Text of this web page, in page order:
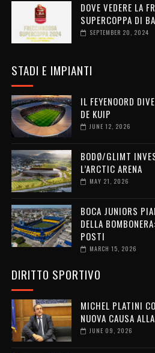
DOVE VEDERE LA
SUPERCOPPA DI
SEPTEMBER 20, 2024
STADI E IMPIANTI
IL FEYENOORD
DE KUIP
JUNE 12, 2026
BODØ/GLIMT
L’ARCTIC ARENA
MAY 21, 2026
BOCA JUNIORS
DELLA
POSTI
MARCH 15, 2026
DIRITTO SPORTIVO
MICHEL PLATINI
NUOVA CAUSA
JUNE 09, 2026